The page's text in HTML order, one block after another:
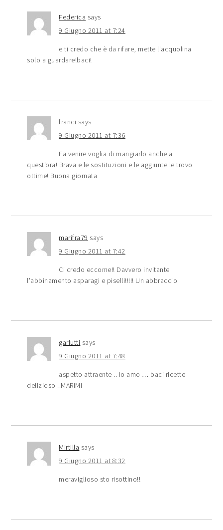
Federica says
9 Giugno 2011 at 7:24
e ti credo che è da rifare, mette l'acquolina
solo a guardare!baci!
franci says
9 Giugno 2011 at 7:36
Fa venire voglia di mangiarlo anche a
quest'ora! Brava e le sostituzioni e le aggiunte le trovo
ottime! Buona giornata
marifra79 says
9 Giugno 2011 at 7:42
Ci credo eccome!! Davvero invitante
l'abbinamento asparagi e piselli!!!!! Un abbraccio
garlutti says
9 Giugno 2011 at 7:48
aspetto attraente .. Io amo … baci ricette
delizioso ..MARIMI
Mirtilla says
9 Giugno 2011 at 8:32
meraviglioso sto risottino!!